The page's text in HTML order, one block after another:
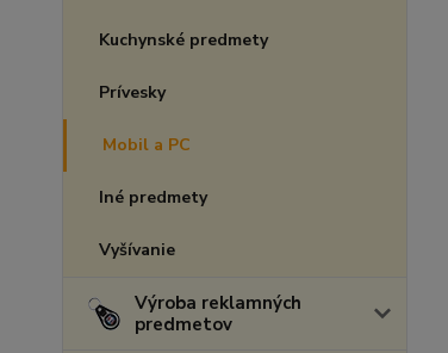
Kuchynské predmety
Prívesky
Mobil a PC
Iné predmety
Vyšívanie
Výroba reklamných
predmetov